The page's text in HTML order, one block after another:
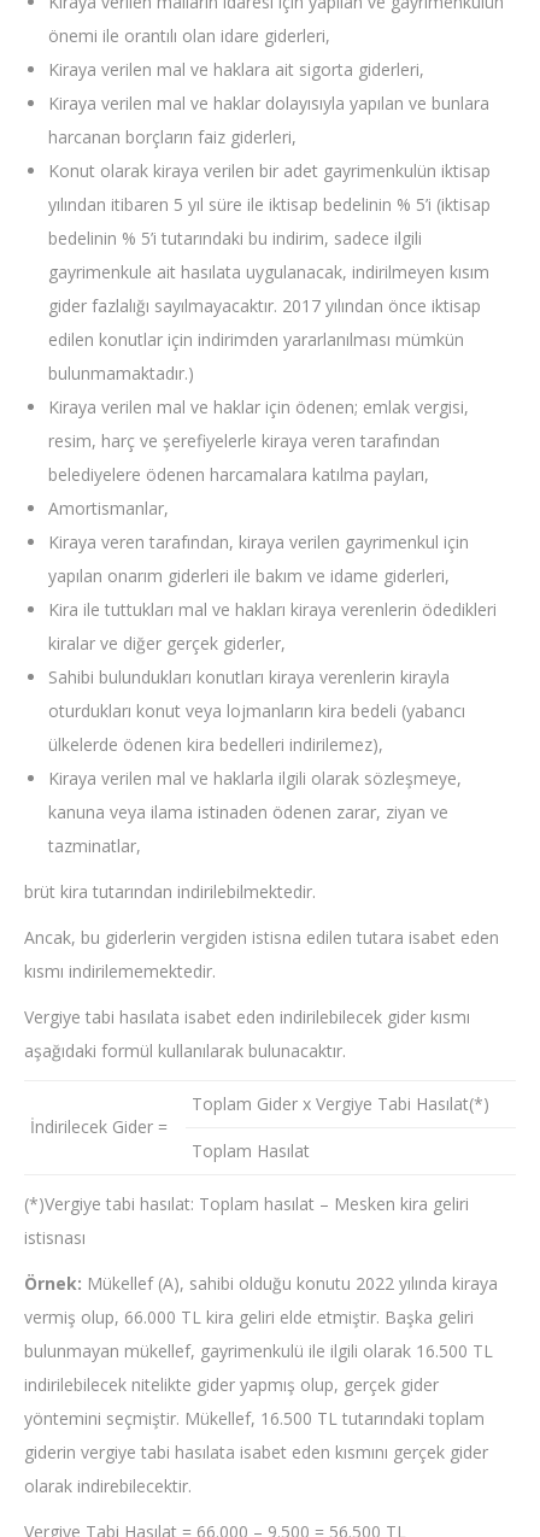
önemi ile orantılı olan idare giderleri,
Kiraya verilen mal ve haklara ait sigorta giderleri,
Kiraya verilen mal ve haklar dolayısıyla yapılan ve bunlara
harcanan borçların faiz giderleri,
Konut olarak kiraya verilen bir adet gayrimenkulün iktisap
yılından itibaren 5 yıl süre ile iktisap bedelinin % 5’i (iktisap
bedelinin % 5’i tutarındaki bu indirim, sadece ilgili
gayrimenkule ait hasılata uygulanacak, indirilmeyen kısım
gider fazlalığı sayılmayacaktır. 2017 yılından önce iktisap
edilen konutlar için indirimden yararlanılması mümkün
bulunmamaktadır.)
Kiraya verilen mal ve haklar için ödenen; emlak vergisi,
resim, harç ve şerefiyelerle kiraya veren tarafından
belediyelere ödenen harcamalara katılma payları,
Amortismanlar,
Kiraya veren tarafından, kiraya verilen gayrimenkul için
yapılan onarım giderleri ile bakım ve idame giderleri,
Kira ile tuttukları mal ve hakları kiraya verenlerin ödedikleri
kiralar ve diğer gerçek giderler,
Sahibi bulundukları konutları kiraya verenlerin kirayla
oturdukları konut veya lojmanların kira bedeli (yabancı
ülkelerde ödenen kira bedelleri indirilemez),
Kiraya verilen mal ve haklarla ilgili olarak sözleşmeye,
kanuna veya ilama istinaden ödenen zarar, ziyan ve
tazminatlar,
brüt kira tutarından indirilebilmektedir.
Ancak, bu giderlerin vergiden istisna edilen tutara isabet eden
kısmı indirilememektedir.
Vergiye tabi hasılata isabet eden indirilebilecek gider kısmı
aşağıdaki formül kullanılarak bulunacaktır.
İndirilecek Gider =
Toplam Gider x Vergiye Tabi Hasılat(*)
Toplam Hasılat
(*)Vergiye tabi hasılat: Toplam hasılat – Mesken kira geliri
istisnası
Örnek: Mükellef (A), sahibi olduğu konutu 2022 yılında kiraya
vermiş olup, 66.000 TL kira geliri elde etmiştir. Başka geliri
bulunmayan mükellef, gayrimenkulü ile ilgili olarak 16.500 TL
indirilebilecek nitelikte gider yapmış olup, gerçek gider
yöntemini seçmiştir. Mükellef, 16.500 TL tutarındaki toplam
giderin vergiye tabi hasılata isabet eden kısmını gerçek gider
olarak indirebilecektir.
Vergiye Tabi Hasılat = 66.000 – 9.500 = 56.500 TL